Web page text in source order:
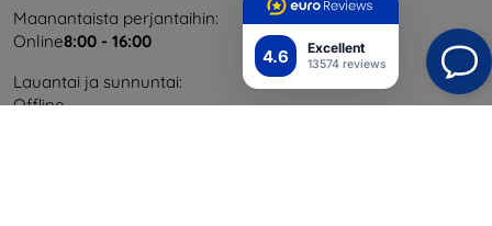
4.6 Excellent
13574 reviews
Maanantaista perjantaihin:
Online8:00 - 16:00
Lauantai ja sunnuntai:
Offline